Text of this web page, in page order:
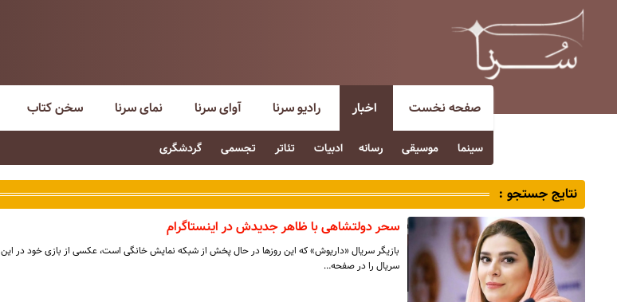
صفحه نخست اخبار
سینما موسیقی رسانه ادبیات تئاتر تجسمی گردشگری
رادیو سرنا آوای سرنا نمای سرنا سخن کتاب
نتایج جستجو :
سحر دولتشاهی با ظاهر جدیدش در اینستاگرام
بازیگر سریال «داریوش» که این روزها در حال پخش از شبکه نمایش خانگی است، عکسی از بازی خود در این
سریال را در صفحه…